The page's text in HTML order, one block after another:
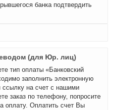
банка подтвердить
(для Юр. лиц)
тип оплаты «Банковский
заполнить электронную
на счет с нашими
заказ по телефону, попросите
оплату. Оплатить счет Вы